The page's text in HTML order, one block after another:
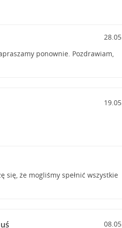
ponownie. Pozdrawiam,
się, że mogliśmy spełnić wszystkie